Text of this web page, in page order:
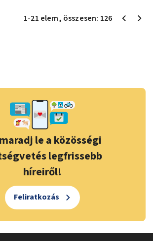
1-21 elem, összesen: 126
le a közösségi
legfrissebb
híreiről!
Feliratkozás